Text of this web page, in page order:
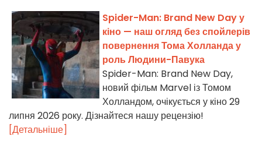
Spider-Man: Brand New Day у
кіно — наш огляд без спойлерів
повернення Тома Холланда у
роль Людини-Павука
Spider-Man: Brand New Day,
новий фільм Marvel із Томом
Холландом, очікується у кіно 29
липня 2026 року. Дізнайтеся нашу рецензію!
[Детальніше]